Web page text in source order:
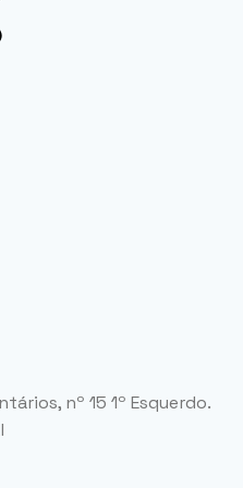
nº 15 1º Esquerdo.